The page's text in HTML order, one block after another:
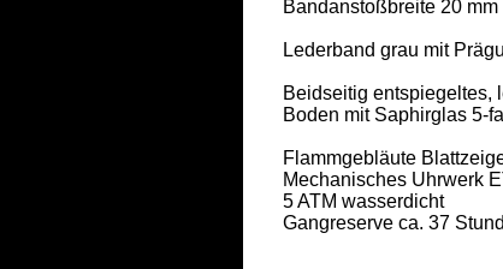
Bandanstoßbreite 20 mm
Lederband grau mit
Beidseitig entspiegeltes,
Boden mit Saphirglas 5-
Flammgebläute
Mechanisches Uhrwerk
5 ATM wasserdicht
Gangreserve ca. 37